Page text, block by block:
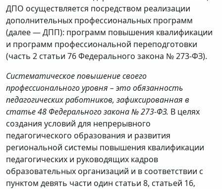
ДПО осуществляется посредством реализации
дополнительных профессиональных программ
(далее — ДПП): программ повышения квалификации
и программ профессиональной переподготовки
(часть 2 статьи 76 Федерального закона № 273-ФЗ).
Систематическое повышение своего
профессионального уровня – это обязанность
педагогических работников, зафиксированная в
статье 48 Федерального закона № 273-ФЗ. В целях
создания условий для непрерывного
педагогического образования и развития
региональной системы повышения квалификации
педагогических и руководящих кадров
образовательных организаций и в соответствии с
пунктом девять части один статьи 8, статьей 16,